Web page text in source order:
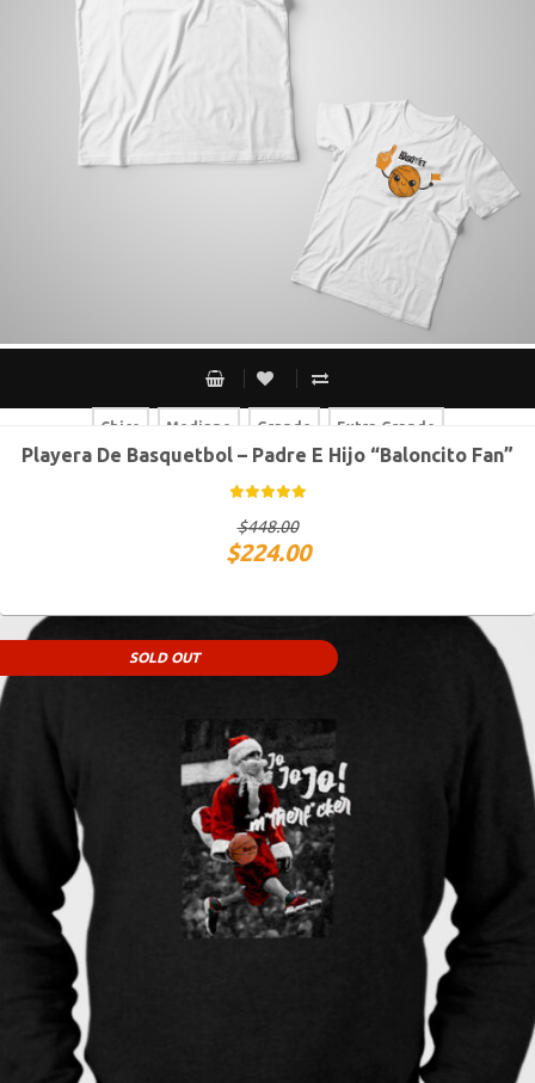
Chico Mediano Grande Extra Grande
Chico Mediano Grande Extra Grande
Playera De Basquetbol – Padre E Hijo “Baloncito Fan”
$448.00
$224.00
SOLD OUT